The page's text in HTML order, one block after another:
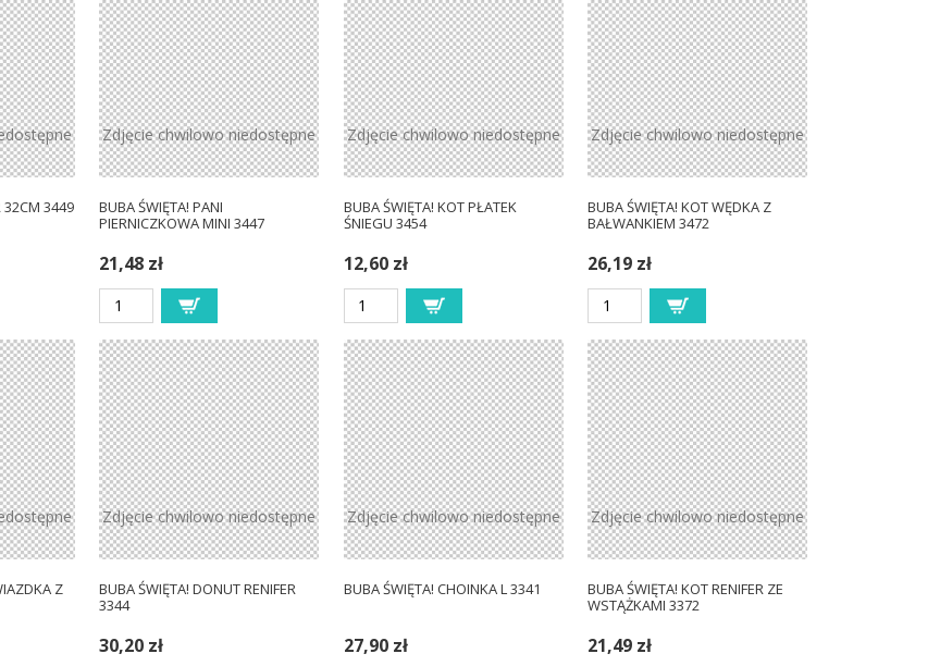
32CM 3449
Zdjęcie chwilowo niedostępne
BUBA ŚWIĘTA! PANI
PIERNICZKOWA MINI 3447
21,48 zł
Zdjęcie chwilowo niedostępne
BUBA ŚWIĘTA! KOT PŁATEK
ŚNIEGU 3454
12,60 zł
Zdjęcie chwilowo niedostępne
BUBA ŚWIĘTA! KOT WĘDKA Z
BAŁWANKIEM 3472
26,19 zł
Z
Zdjęcie chwilowo niedostępne
BUBA ŚWIĘTA! DONUT RENIFER
3344
30,20 zł
Zdjęcie chwilowo niedostępne
BUBA ŚWIĘTA! CHOINKA L 3341
27,90 zł
Zdjęcie chwilowo niedostępne
BUBA ŚWIĘTA! KOT RENIFER ZE
WSTĄŻKAMI 3372
21,49 zł